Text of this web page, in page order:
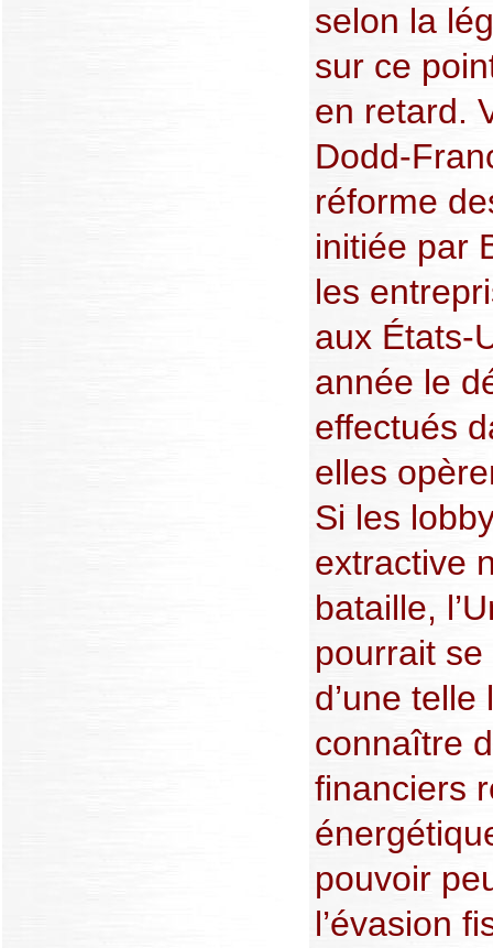
selon la
sur ce
en retard.
Dodd-
réforme
initiée par
les
aux États-
année le
effectués
elles
Si les
extractive
bataille,
pourrait
d’une
connaître
financiers
pouvoir
l’évasion